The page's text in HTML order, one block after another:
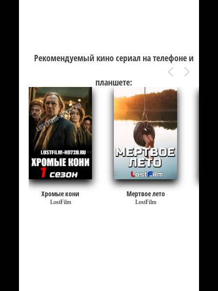
Рекомендуемый кино сериал на телефоне и
планшете:
Хромые кони
LostFilm
Мертвое лето
LostFilm